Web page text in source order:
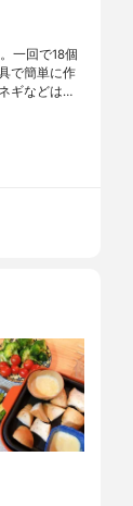
一回で18個
で簡単に作
ギなどは…